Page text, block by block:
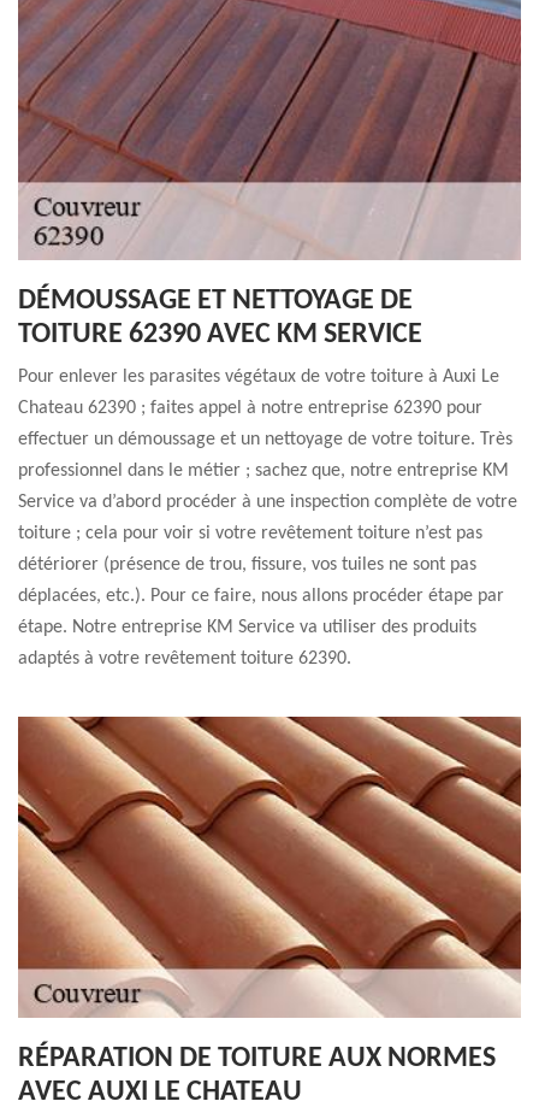
DÉMOUSSAGE ET NETTOYAGE DE
TOITURE 62390 AVEC KM SERVICE
Pour enlever les parasites végétaux de votre toiture à Auxi Le
Chateau 62390 ; faites appel à notre entreprise 62390 pour
effectuer un démoussage et un nettoyage de votre toiture. Très
professionnel dans le métier ; sachez que, notre entreprise KM
Service va d’abord procéder à une inspection complète de votre
toiture ; cela pour voir si votre revêtement toiture n’est pas
détériorer (présence de trou, fissure, vos tuiles ne sont pas
déplacées, etc.). Pour ce faire, nous allons procéder étape par
étape. Notre entreprise KM Service va utiliser des produits
adaptés à votre revêtement toiture 62390.
RÉPARATION DE TOITURE AUX NORMES
AVEC AUXI LE CHATEAU